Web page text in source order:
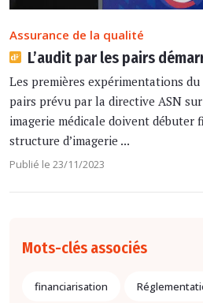
Assurance de la qualité
L’audit par les pairs
Les premières expérimentations
pairs prévu par la directive ASN
imagerie médicale doivent débuter
structure d’imagerie ...
Publié le 23/11/2023
Mots-clés associés
financiarisation